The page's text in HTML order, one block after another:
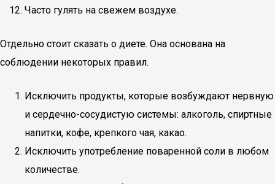
Часто гулять на свежем воздухе.
Отдельно стоит сказать о диете. Она основана на
соблюдении некоторых правил.
Исключить продукты, которые возбуждают нервную
и сердечно-сосудистую системы: алкоголь, спиртные
напитки, кофе, крепкого чая, какао.
Исключить употребление поваренной соли в любом
количестве.